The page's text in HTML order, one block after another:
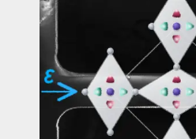
© MPI CPfS